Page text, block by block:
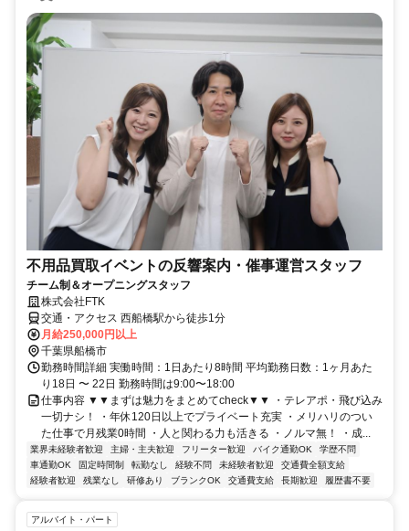
不用品買取イベントの反響案内・催事運営スタッフ
チーム制＆オープニングスタッフ
株式会社FTK
交通・アクセス 西船橋駅から徒歩1分
月給250,000円以上
千葉県船橋市
勤務時間詳細 実働時間：1日あたり8時間 平均勤務日数：1ヶ月あた
り18日 〜 22日 勤務時間は9:00〜18:00
仕事内容 ▼▼まずは魅力をまとめてcheck▼▼ ・テレアポ・飛び込み
一切ナシ！ ・年休120日以上でプライベート充実 ・メリハリのつい
た仕事で月残業0時間 ・人と関わる力も活きる ・ノルマ無！ ・成...
業界未経験者歓迎 主婦・主夫歓迎 フリーター歓迎 バイク通勤OK
学歴不問
車通勤OK
固定時間制 転勤なし 経験不問 未経験者歓迎
交通費全額支給
経験者歓迎
残業なし 研修あり ブランクOK 交通費支給 長期歓迎 履歴書不要
アルバイト・パート